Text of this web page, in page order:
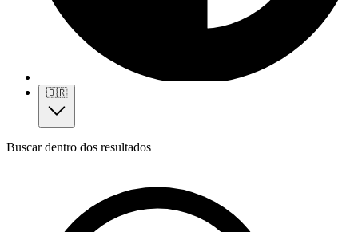
🇧🇷
Buscar dentro dos resultados